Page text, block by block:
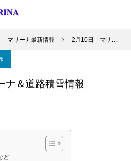
マリーナ最新情報 2月10日 マリーナ＆道路積雪情報 【揚降可能】
ナ＆道路積雪情報
ど